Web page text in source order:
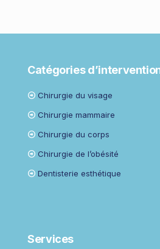
Catégories
Chirurgie du visage
Chirurgie mammaire
Chirurgie du corps
Chirurgie de l’obésité
Dentisterie esthétique
Services